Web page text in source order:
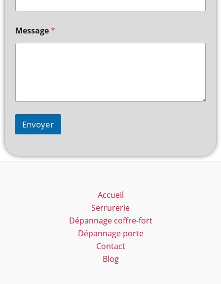
Message*
Envoyer
Accueil
Serrurerie
Dépannage coffre-fort
Dépannage porte
Contact
Blog